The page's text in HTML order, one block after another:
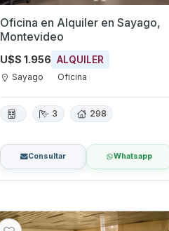
Oficina en Alquiler en Sayago,
Montevideo
U$S 1.956 ALQUILER
Sayago Oficina
3 298
Consultar Whatsapp